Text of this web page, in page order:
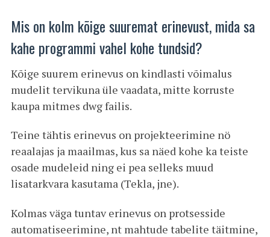
Mis on kolm kõige suuremat erinevust, mida sa
kahe programmi vahel kohe tundsid?
Kõige suurem erinevus on kindlasti võimalus
mudelit tervikuna üle vaadata, mitte korruste
kaupa mitmes dwg failis.
Teine tähtis erinevus on projekteerimine nö
reaalajas ja maailmas, kus sa näed kohe ka teiste
osade mudeleid ning ei pea selleks muud
lisatarkvara kasutama (Tekla, jne).
Kolmas väga tuntav erinevus on protsesside
automatiseerimine, nt mahtude tabelite täitmine,